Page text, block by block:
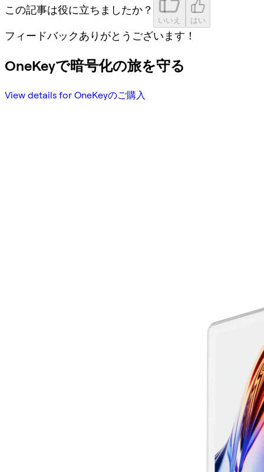
この記事は役に立ちましたか？
いいえ はい
フィードバックありがとうございます！
OneKeyで暗号化の旅を守る
View details for OneKeyのご購入